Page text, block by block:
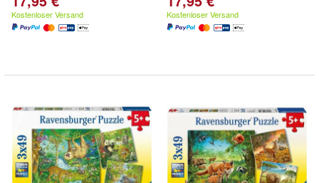
Kostenloser Versand Kostenloser Versand